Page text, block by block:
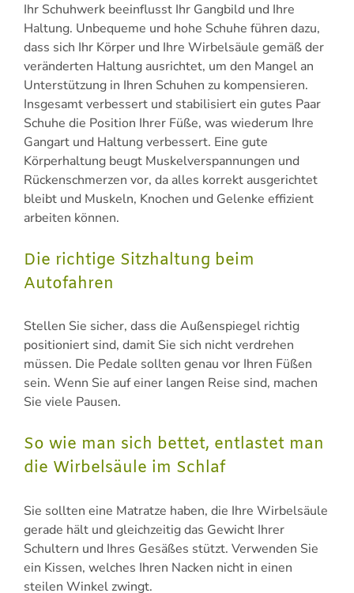
Ihr Schuhwerk beeinflusst Ihr Gangbild und Ihre
Haltung. Unbequeme und hohe Schuhe führen dazu,
dass sich Ihr Körper und Ihre Wirbelsäule gemäß der
veränderten Haltung ausrichtet, um den Mangel an
Unterstützung in Ihren Schuhen zu kompensieren.
Insgesamt verbessert und stabilisiert ein gutes Paar
Schuhe die Position Ihrer Füße, was wiederum Ihre
Gangart und Haltung verbessert. Eine gute
Körperhaltung beugt Muskelverspannungen und
Rückenschmerzen vor, da alles korrekt ausgerichtet
bleibt und Muskeln, Knochen und Gelenke effizient
arbeiten können.
Die richtige Sitzhaltung beim
Autofahren
Stellen Sie sicher, dass die Außenspiegel richtig
positioniert sind, damit Sie sich nicht verdrehen
müssen. Die Pedale sollten genau vor Ihren Füßen
sein. Wenn Sie auf einer langen Reise sind, machen
Sie viele Pausen.
So wie man sich bettet, entlastet man
die Wirbelsäule im Schlaf
Sie sollten eine Matratze haben, die Ihre Wirbelsäule
gerade hält und gleichzeitig das Gewicht Ihrer
Schultern und Ihres Gesäßes stützt. Verwenden Sie
ein Kissen, welches Ihren Nacken nicht in einen
steilen Winkel zwingt.